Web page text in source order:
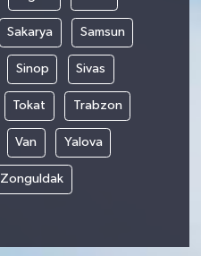
Sakarya Samsun
Sinop Sivas
Tokat Trabzon
Van Yalova
Zonguldak